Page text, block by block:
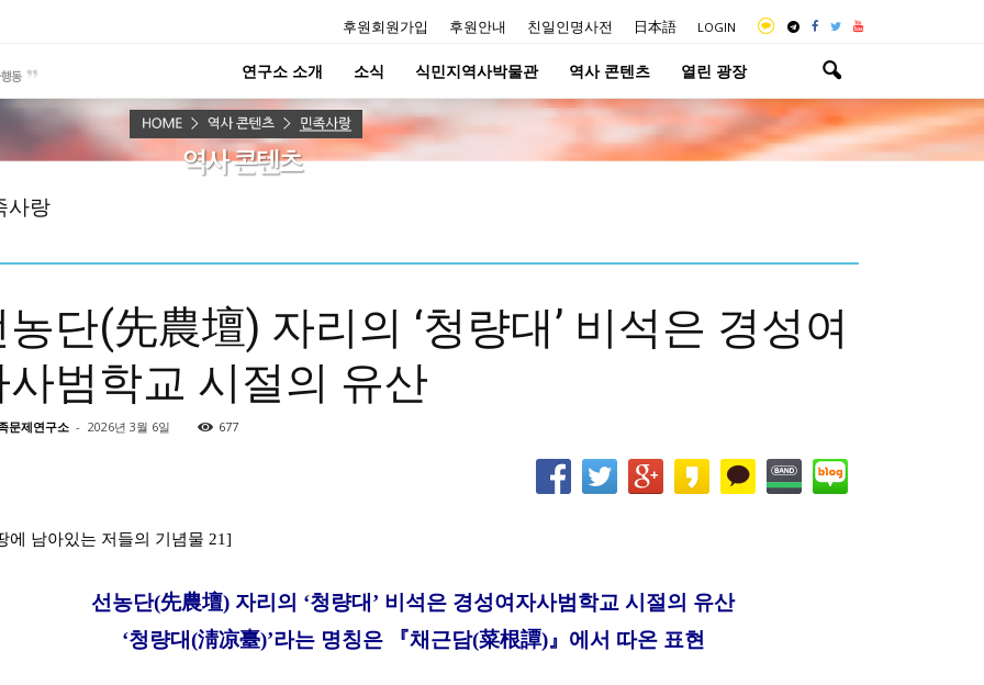
후원회원가입 후원안내 친일인명사전 日本語 LOGIN
연구소 소개 소식 식민지역사박물관 역사 콘텐츠 열린 광장
사랑
농단(先農壇) 자리의 ‘청량대’ 비석은 경성여
사범학교 시절의 유산
문제연구소 - 2026년 3월 6일 677
에 남아있는 저들의 기념물 21]
선농단(先農壇) 자리의 ‘청량대’ 비석은 경성여자사범학교 시절의 유산
‘청량대(淸凉臺)’라는 명칭은 『채근담(菜根譚)』에서 따온 표현